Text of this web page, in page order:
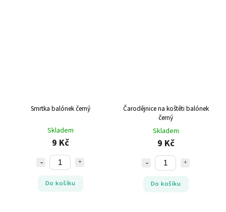
Smrtka balónek černý
Skladem
9 Kč
Do košíku
Čarodějnice na koštěti balónek
černý
Skladem
9 Kč
Do košíku